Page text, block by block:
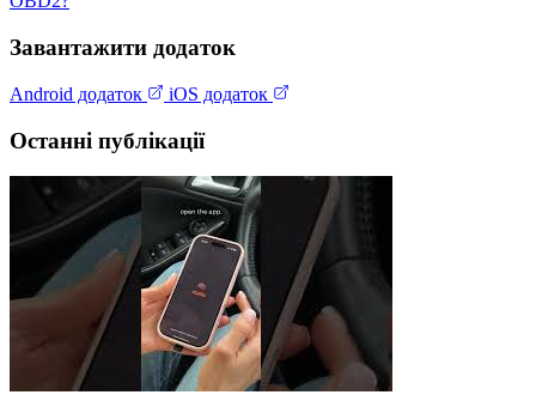
Завантажити додаток
Android додаток iOS додаток
Останні публікації